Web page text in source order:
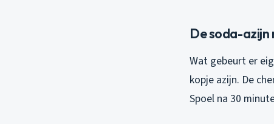
De soda-
Wat gebeurt er
kopje azijn. De
Spoel na 30